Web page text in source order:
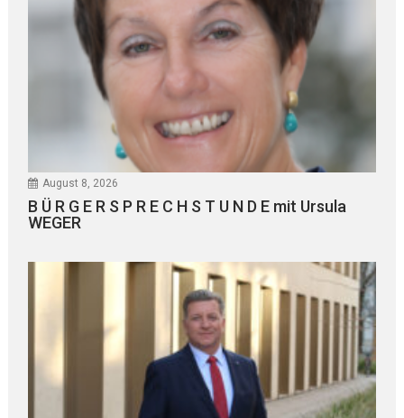
August 8, 2026
B Ü R G E R S P R E C H S T U N D E mit Ursula
WEGER